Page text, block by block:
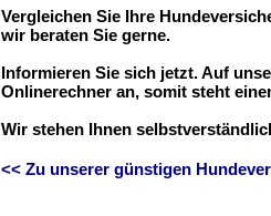
Vergleichen Sie Ihre
wir beraten Sie gerne.
Informieren Sie sich jetzt. Auf
Onlinerechner an, somit steht
Wir stehen Ihnen
<< Zu unserer günstigen